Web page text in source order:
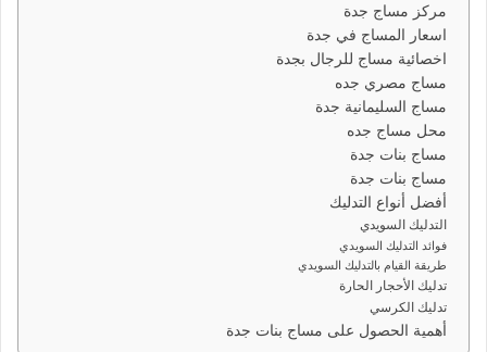
مركز مساج جدة
اسعار المساج في جدة
اخصائية مساج للرجال بجدة
مساج مصري جده
مساج السليمانية جدة
محل مساج جده
مساج بنات جدة
مساج بنات جدة
أفضل أنواع التدليك
التدليك السويدي
فوائد التدليك السويدي
طريقة القيام بالتدليك السويدي
تدليك الأحجار الحارة
تدليك الكرسي
أهمية الحصول على مساج بنات جدة